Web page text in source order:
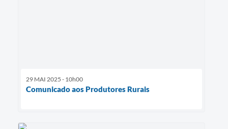
29 MAI 2025 - 10h00
Comunicado aos Produtores Rurais